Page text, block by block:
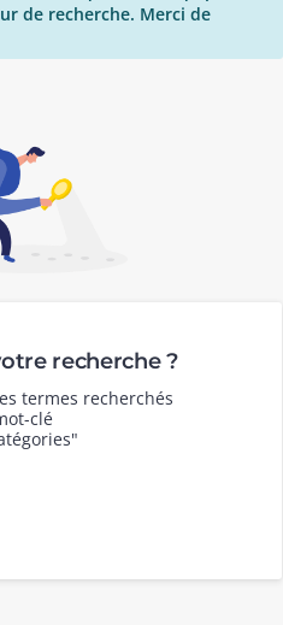
de recherche. Merci de
recherche ?
termes recherchés
clé